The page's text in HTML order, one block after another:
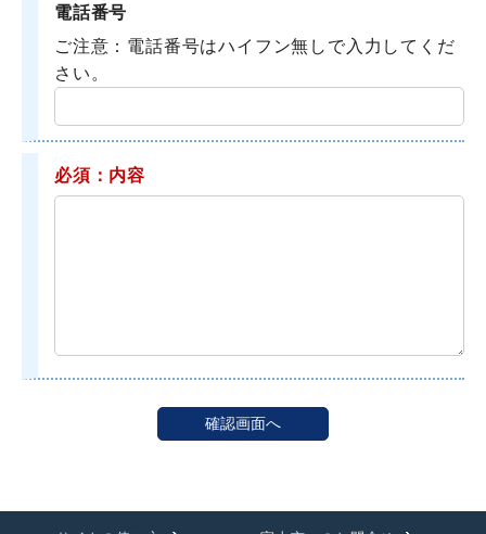
電話番号
ご注意：電話番号はハイフン無しで入力してくだ
さい。
必須：内容